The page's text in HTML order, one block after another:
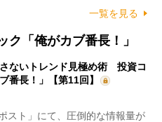
一覧を見る
ク「俺がカブ番長！」
さないトレンド見極め術 投資コ
番長！」【第11回】
スト」にて、圧倒的な情報量が